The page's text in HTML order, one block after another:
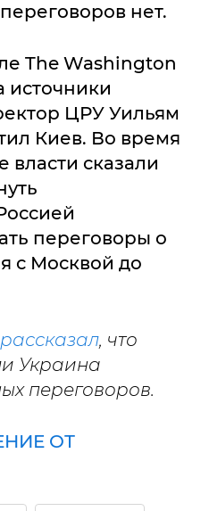
нет.
The Washington
источники
ЦРУ Уильям
Киев. Во время
власти сказали
переговоры о
с Москвой до
рассказал, что
Украина
переговоров.
ОТ